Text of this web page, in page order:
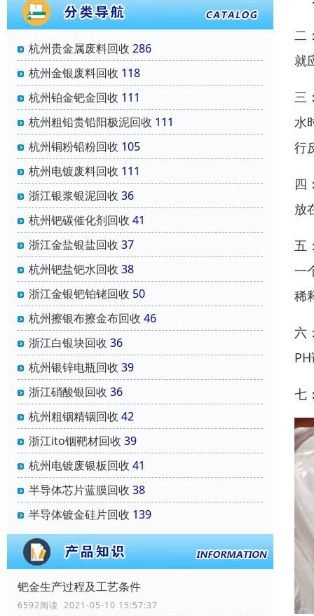
杭州贵金属废料回收 286
杭州金银废料回收 118
杭州铂金钯金回收 111
杭州粗铅贵铅阳极泥回收 111
杭州铜粉铅粉回收 105
杭州电镀废料回收 111
浙江银浆银泥回收 36
杭州钯碳催化剂回收 41
浙江金盐银盐回收 37
杭州钯盐钯水回收 38
浙江金银钯铂铑回收 50
杭州擦银布擦金布回收 46
浙江白银块回收 36
杭州银锌电瓶回收 39
浙江硝酸银回收 36
杭州粗铟精铟回收 42
浙江ito铟靶材回收 39
杭州电镀废银板回收 41
半导体芯片蓝膜回收 38
半导体镀金硅片回收 139
钯金生产过程及工艺条件
6592阅读 2021-05-10 15:57:37
二
就
三
水
行
四
放
五
一
稀
六
七